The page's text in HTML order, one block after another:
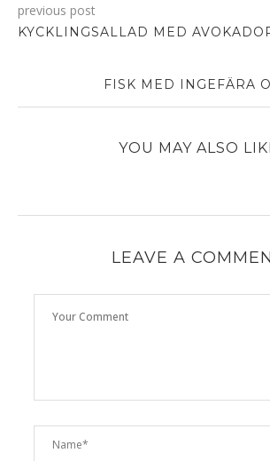
previous post
KYCKLINGSALLAD MED
FISK MED INGEFÄRA
YOU MAY ALSO
LEAVE A